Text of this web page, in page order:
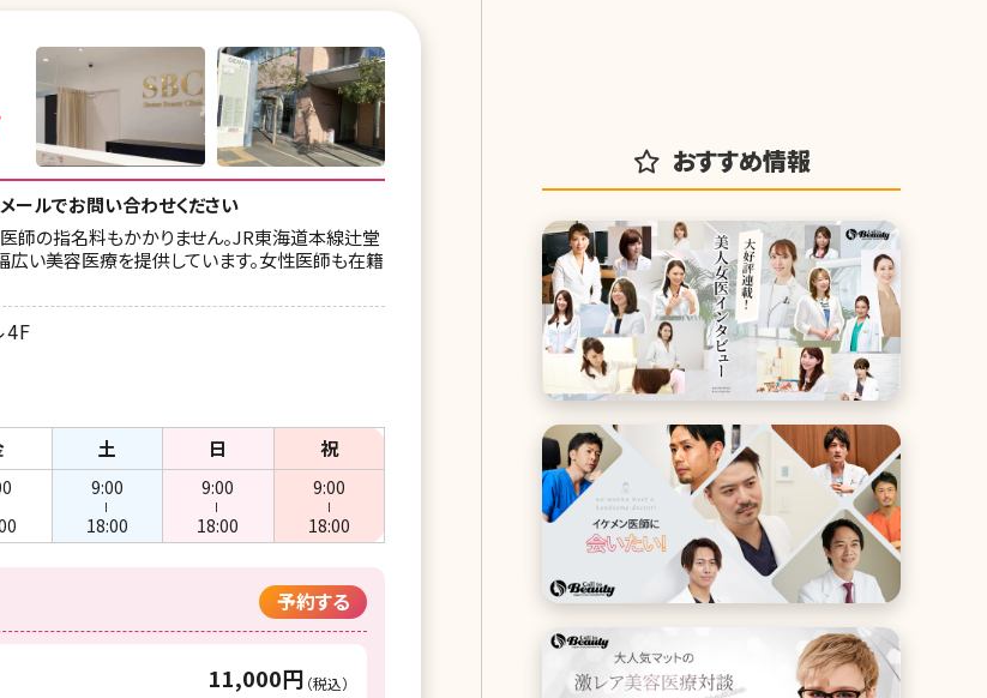
南美容クリニック 熊谷院
南美容クリニック 松戸院
美容クリニック 横浜院
美容クリニック 横浜青葉台院
美容クリニック 橋本院
南美容クリニック 辻堂アカデミア
美容皮フ科 平塚院
美容クリニック 福井院
美容クリニック 静岡南口院
美容クリニック 名古屋栄院
南美容クリニック 東京蒲田院
美容クリニック 自由が丘院
美容クリニック 吉祥寺院
美容クリニック 立川院
美容クリニック 八王子院
美容皮フ科 五反田院
美容クリニック 旭川院
美容クリニック 仙台院
美容クリニック 秋田院
ールでお問い合わせください
師の指名料もかかりません。JR東海道本線辻堂
い美容医療を提供しています。女性医師も在籍
4F
土 日 祝
9:00
18:00
9:00
18:00
9:00
18:00
予約する
11,000円 （税込）
おすすめ情報